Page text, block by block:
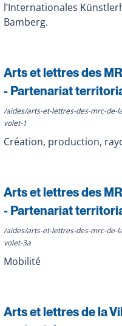
l’Internationales
Bamberg.
Arts et lettres des
- Partenariat
/aides/arts-et-lettres-des-mrc-
volet-1
Création, production,
Arts et lettres des
- Partenariat
/aides/arts-et-lettres-des-mrc-
volet-3a
Mobilité
Arts et lettres de la